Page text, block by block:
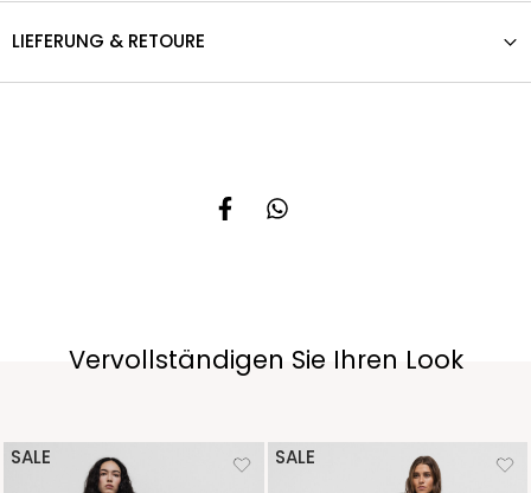
LIEFERUNG & RETOURE
Vervollständigen Sie Ihren Look
SALE SALE